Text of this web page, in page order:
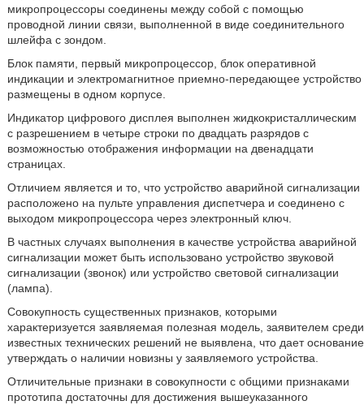
микропроцессоры соединены между собой с помощью
проводной линии связи, выполненной в виде соединительного
шлейфа с зондом.
Блок памяти, первый микропроцессор, блок оперативной
индикации и электромагнитное приемно-передающее устройство
размещены в одном корпусе.
Индикатор цифрового дисплея выполнен жидкокристаллическим
с разрешением в четыре строки по двадцать разрядов с
возможностью отображения информации на двенадцати
страницах.
Отличием является и то, что устройство аварийной сигнализации
расположено на пульте управления диспетчера и соединено с
выходом микропроцессора через электронный ключ.
В частных случаях выполнения в качестве устройства аварийной
сигнализации может быть использовано устройство звуковой
сигнализации (звонок) или устройство световой сигнализации
(лампа).
Совокупность существенных признаков, которыми
характеризуется заявляемая полезная модель, заявителем среди
известных технических решений не выявлена, что дает основание
утверждать о наличии новизны у заявляемого устройства.
Отличительные признаки в совокупности с общими признаками
прототипа достаточны для достижения вышеуказанного